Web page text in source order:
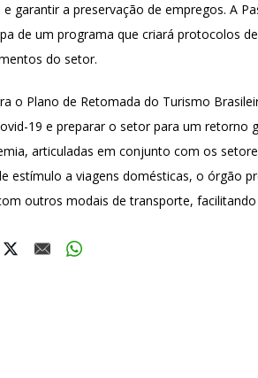
garantir a preservação de empregos. A
de um programa que criará protocolos
do setor.
o Plano de Retomada do Turismo
19 e preparar o setor para um retorno
articuladas em conjunto com os
estímulo a viagens domésticas, o órgão
outros modais de transporte,